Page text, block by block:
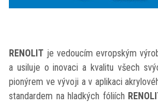
RENOLIT je vedoucím evropským
a usiluje o inovaci a kvalitu všech
pionýrem ve vývoji a v aplikaci
standardem na hladkých fóliích